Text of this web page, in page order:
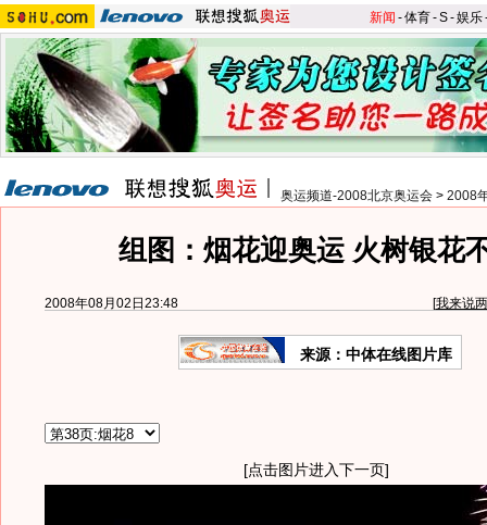
新闻 -体育-S-娱乐
奥运频道-2008北京奥运会 > 2008
组图：烟花迎奥运 火树银花
2008年08月02日23:48 [我来说
来源：中体在线图片库
[点击图片进入下一页]